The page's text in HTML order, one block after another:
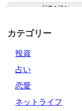
に ...
記事を読む
カテゴリー
投資
占い
恋愛
ネットライフ